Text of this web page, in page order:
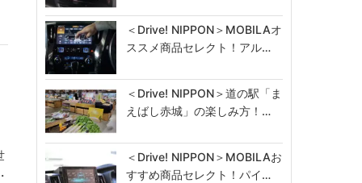
＜Drive! NIPPON＞MOBILAオ
ススメ商品セレクト！アル…
＜Drive! NIPPON＞道の駅「ま
えばし赤城」の楽しみ方！…
＜Drive! NIPPON＞MOBILAお
すすめ商品セレクト！パイ…